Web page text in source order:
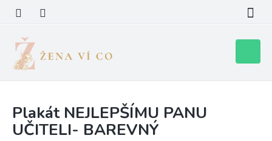
obsah
košík
Plakát NEJLEPŠÍMU PANU
UČITELI- BAREVNÝ